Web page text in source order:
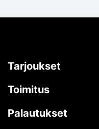
Tarjoukset
Toimitus
Palautukset